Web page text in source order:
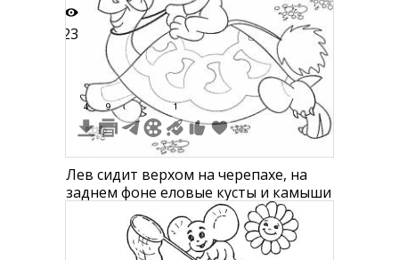
23
4 9 1
Лев сидит верхом на черепахе, на
заднем фоне еловые кусты и камыши